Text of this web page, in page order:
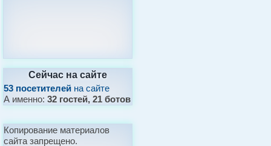
Сейчас на сайте
53 посетителей на сайте
А именно:32 гостей, 21 ботов
Копирование материалов
сайта запрещено.